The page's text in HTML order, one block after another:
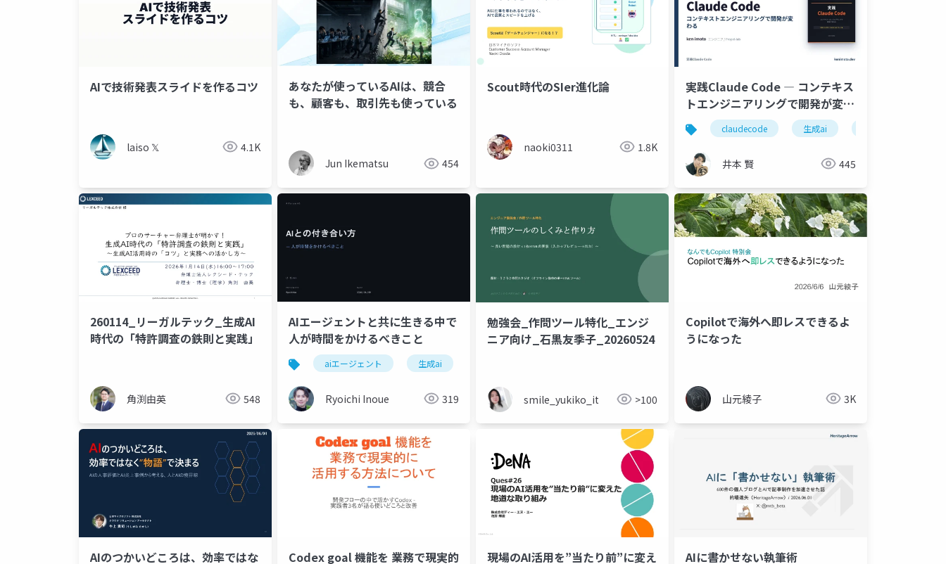
AIで技術発表スライドを作るコツ
laiso 𝕏 4.1K
あなたが使っているAIは、競合
も、顧客も、取引先も使っている
Jun Ikematsu 454
Scout時代のSIer進化論
naoki0311 1.8K
実践Claude Code ― コンテキス
トエンジニアリングで開発が変わ
る（入門）claudecode 生成ai
井本 賢 445
260114_リーガルテック_生成AI
時代の「特許調査の鉄則と実践」
角渕由英 548
AIエージェントと共に生きる中で
人が時間をかけるべきこと
aiエージェント 生成ai
Ryoichi Inoue 319
勉強会_作問ツール特化_エンジ
ニア向け_石黒友季子_20260524
smile_yukiko_it >100
Copilotで海外へ即レスできるよ
うになった
山元綾子 3K
AIのつかいどころは、効率ではな
Codex goal 機能を 業務で現実的
現場のAI活用を”当たり前”に変え
AIに書かせない執筆術